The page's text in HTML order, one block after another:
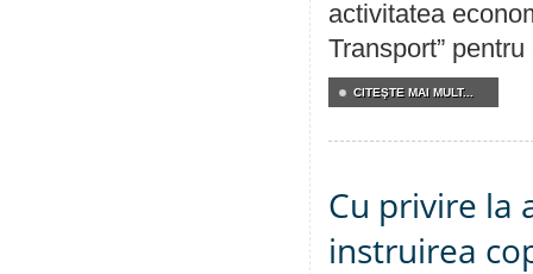
activitatea
Transport” pentru
CITEŞTE MAI MULT...
Cu privire la
instruirea